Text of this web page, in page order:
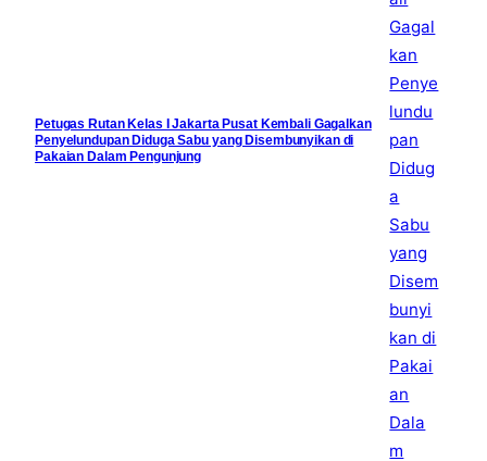
Petugas Rutan Kelas I Jakarta Pusat Kembali Gagalkan
Penyelundupan Diduga Sabu yang Disembunyikan di
Pakaian Dalam Pengunjung